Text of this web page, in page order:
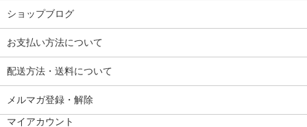
ショップブログ
お支払い方法について
配送方法・送料について
メルマガ登録・解除
マイアカウント